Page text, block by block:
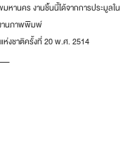
มหานคร งานชิ้นนี้ได้จากการประมูลใน
านภาพพิมพ์
งชาติครั้งที่ 20 พ.ศ. 2514